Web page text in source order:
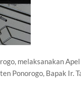
melaksanakan Apel
Ponorogo, Bapak Ir.